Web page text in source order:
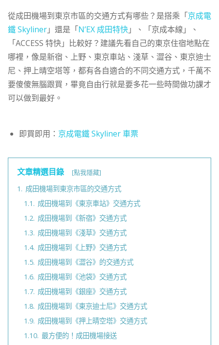
從成田機場到東京市區的交通方式有哪些？是搭乘「京成電
鐵 Skyliner」還是「N’EX 成田特快」、「京成本線」、
「ACCESS 特快」比較好？建議先看自己的東京住宿地點在
哪裡，像是新宿、上野、東京車站、淺草、澀谷、東京迪士
尼、押上晴空塔等，都有各自適合的不同交通方式，千萬不
要傻傻無腦跟買，畢竟自由行就是要多花一些時間做功課才
可以做到最好。
即買即用： 京成電鐵 Skyliner 車票
文章精選目錄 [點我隱藏]
1. 成田機場到東京市區的交通方式
1.1. 成田機場到《東京車站》交通方式
1.2. 成田機場到《新宿》交通方式
1.3. 成田機場到《淺草》交通方式
1.4. 成田機場到《上野》交通方式
1.5. 成田機場到《澀谷》的交通方式
1.6. 成田機場到《池袋》交通方式
1.7. 成田機場到《銀座》交通方式
1.8. 成田機場到《東京迪士尼》交通方式
1.9. 成田機場到《押上晴空塔》交通方式
1.10. 最方便的！成田機場接送